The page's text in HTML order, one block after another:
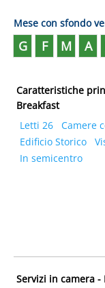
Mese con sfondo
G F M A
Caratteristiche
Breakfast
Letti 26
Camere
Edificio Storico
In semicentro
Servizi in camera -